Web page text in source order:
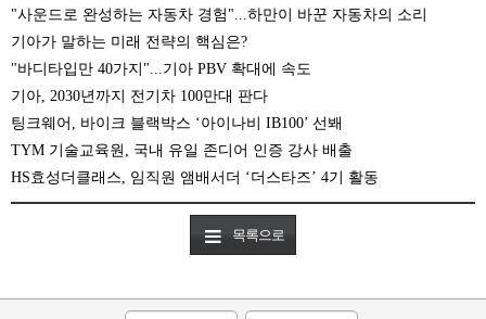
"사운드로 완성하는 자동차 경험"...하만이 바꾼 자동차의 소리
기아가 말하는 미래 전략의 핵심은?
"바디타입만 40가지"...기아 PBV 확대에 속도
기아, 2030년까지 전기차 100만대 판다
팅크웨어, 바이크 블랙박스 ‘아이나비 IB100’ 선봬
TYM 기술교육원, 국내 유일 존디어 인증 강사 배출
HS효성더클래스, 임직원 앰배서더 ‘더스타즈’ 4기 활동
목록으로